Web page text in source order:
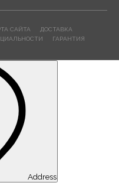
САЙТА
ДОСТАВКА
ГАРАНТИЯ
Address